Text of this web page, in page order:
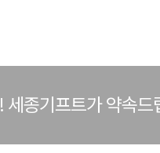
세종기프트가 약속드